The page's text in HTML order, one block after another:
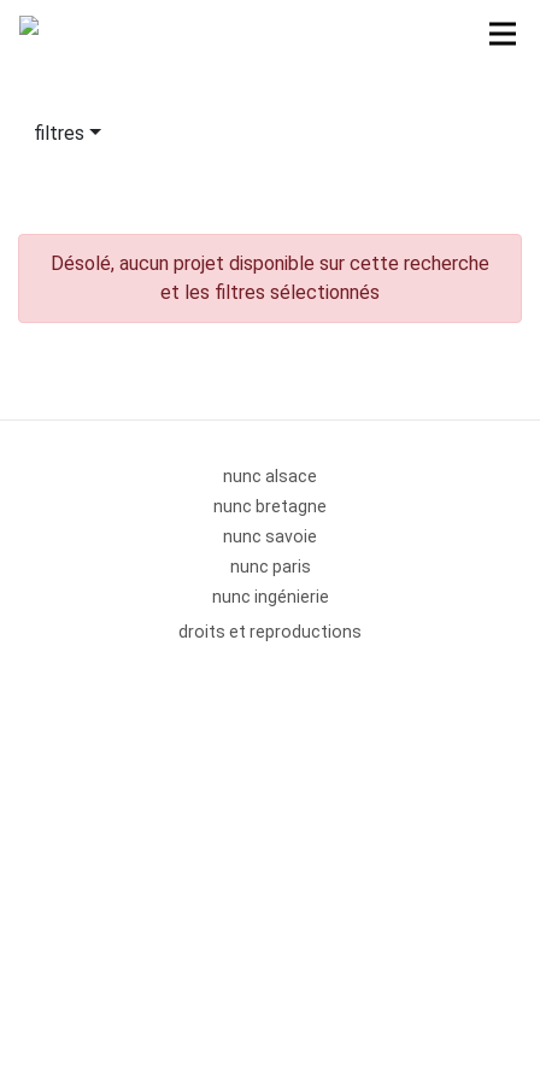
filtres
Désolé, aucun projet disponible sur cette recherche
et les filtres sélectionnés
nunc alsace
nunc bretagne
nunc savoie
nunc paris
nunc ingénierie
droits et reproductions